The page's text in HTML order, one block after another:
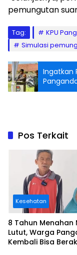
pemungutan
Tag:
KPU
Simulasi
Ingatkan
Pos Terkait
Kesehatan
8 Tahun Menahan
Lutut, Warga
Kembali Bisa